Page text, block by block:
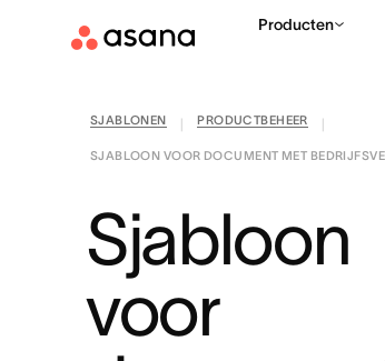
Producten
SJABLONEN PRODUCTBEHEER
SJABLOON VOOR DOCUMENT MET
Sjabloon
voor